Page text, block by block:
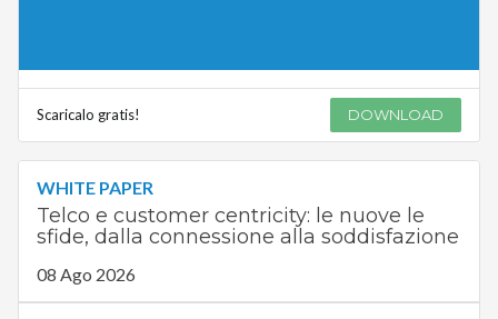
Scaricalo gratis! DOWNLOAD
WHITE PAPER
Telco e customer centricity: le nuove le
sfide, dalla connessione alla soddisfazione
08 Ago 2026